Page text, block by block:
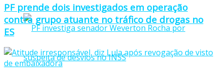
PF prende dois investigados em operação
contra grupo atuante no tráfico de drogas no
ES